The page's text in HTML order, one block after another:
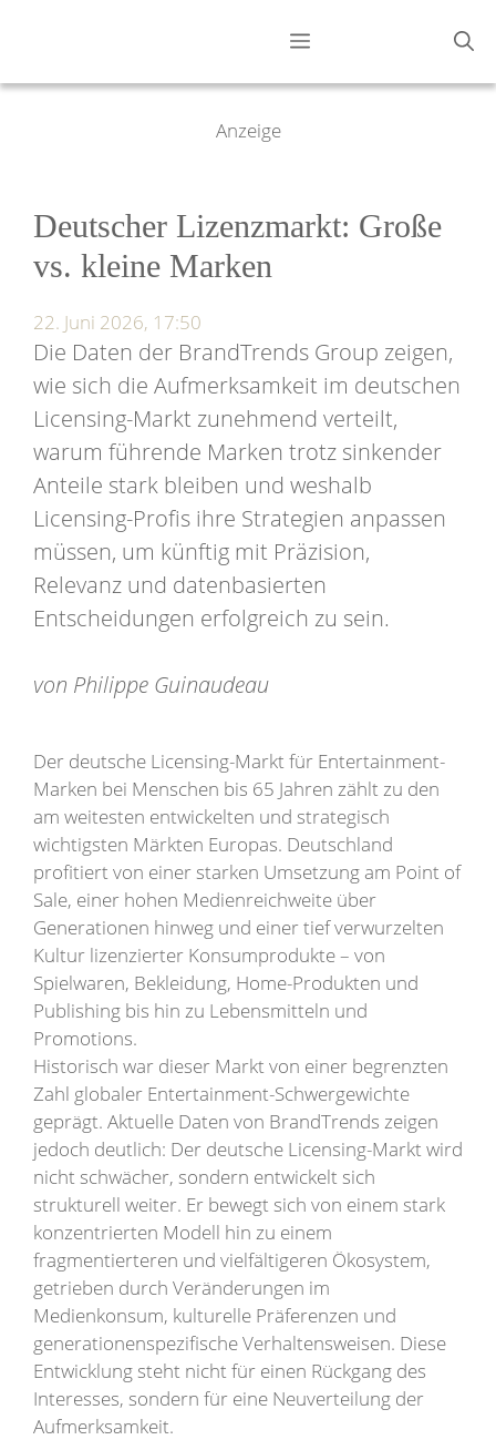
Menü
Anzeige
Deutscher Lizenzmarkt: Große
vs. kleine Marken
22. Juni 2026, 17:50
Die Daten der BrandTrends Group zeigen,
wie sich die Aufmerksamkeit im deutschen
Licensing-Markt zunehmend verteilt,
warum führende Marken trotz sinkender
Anteile stark bleiben und weshalb
Licensing-Profis ihre Strategien anpassen
müssen, um künftig mit Präzision,
Relevanz und datenbasierten
Entscheidungen erfolgreich zu sein.
von Philippe Guinaudeau
Der deutsche Licensing-Markt für Entertainment-
Marken bei Menschen bis 65 Jahren zählt zu den
am weitesten entwickelten und strategisch
wichtigsten Märkten Europas. Deutschland
profitiert von einer starken Umsetzung am Point of
Sale, einer hohen Medienreichweite über
Generationen hinweg und einer tief verwurzelten
Kultur lizenzierter Konsumprodukte – von
Spielwaren, Bekleidung, Home-Produkten und
Publishing bis hin zu Lebensmitteln und
Promotions.
Historisch war dieser Markt von einer begrenzten
Zahl globaler Entertainment-Schwergewichte
geprägt. Aktuelle Daten von BrandTrends zeigen
jedoch deutlich: Der deutsche Licensing-Markt wird
nicht schwächer, sondern entwickelt sich
strukturell weiter. Er bewegt sich von einem stark
konzentrierten Modell hin zu einem
fragmentierteren und vielfältigeren Ökosystem,
getrieben durch Veränderungen im
Medienkonsum, kulturelle Präferenzen und
generationenspezifische Verhaltensweisen. Diese
Entwicklung steht nicht für einen Rückgang des
Interesses, sondern für eine Neuverteilung der
Aufmerksamkeit.